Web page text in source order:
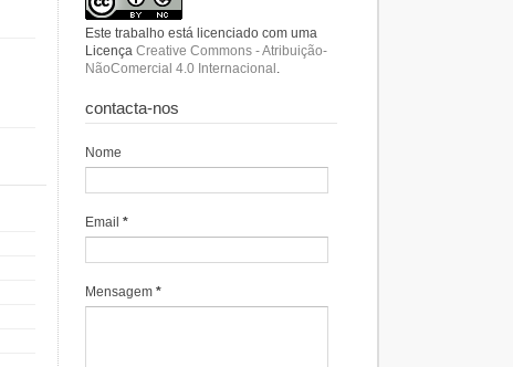
Este trabalho está licenciado com uma
Licença Creative Commons - Atribuição-
NãoComercial 4.0 Internacional .
contacta-nos
Nome
Email *
Mensagem *